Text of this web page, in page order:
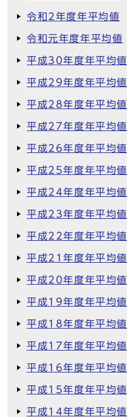
令和2年度年平均値
令和元年度年平均値
平成30年度年平均値
平成29年度年平均値
平成28年度年平均値
平成27年度年平均値
平成26年度年平均値
平成25年度年平均値
平成24年度年平均値
平成23年度年平均値
平成22年度年平均値
平成21年度年平均値
平成20年度年平均値
平成19年度年平均値
平成18年度年平均値
平成17年度年平均値
平成16年度年平均値
平成15年度年平均値
平成14年度年平均値